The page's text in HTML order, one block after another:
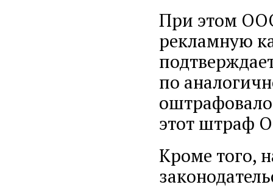
При этом
рекламную
по
этот штраф
Кроме того,